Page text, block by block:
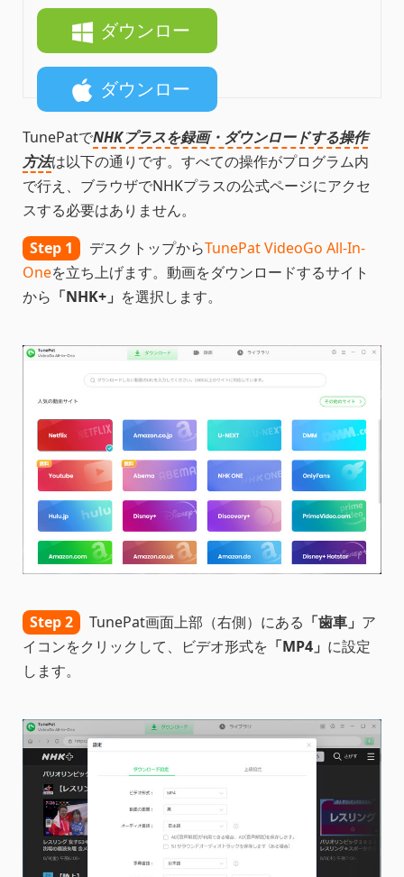
ダウンロー
ダウンロー
ド
TunePatでNHKプラスを録画・ダウンロードする操作
方法は以下の通りです。すべての操作がプログラム内
で行え、ブラウザでNHKプラスの公式ページにアクセ
スする必要はありません。
Step 1
デスクトップからTunePat VideoGo All-In-
Oneを立ち上げます。動画をダウンロードするサイト
から 「NHK+」 を選択します。
Step 2 TunePat画面上部（右側）にある 「歯車」 ア
イコンをクリックして、ビデオ形式を 「MP4」 に設定
します。